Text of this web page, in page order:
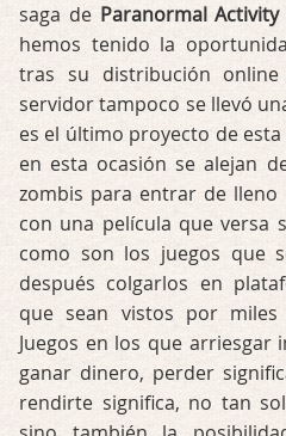
saga de Paranormal Activity
hemos tenido la
tras su distribución
servidor tampoco se llevó
es el último proyecto de
en esta ocasión se alejan
zombis para entrar de
con una película que versa
como son los juegos que
después colgarlos en
que sean vistos por miles
Juegos en los que
ganar dinero, perder
rendirte significa, no tan